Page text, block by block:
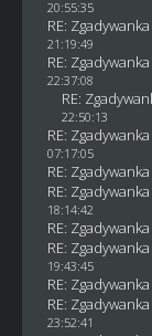
20:55:35
RE:
21:19:49
RE:
22:37:08
RE:
22:50:13
RE:
07:17:05
RE:
RE:
18:14:42
RE:
RE:
19:43:45
RE:
RE:
23:52:41